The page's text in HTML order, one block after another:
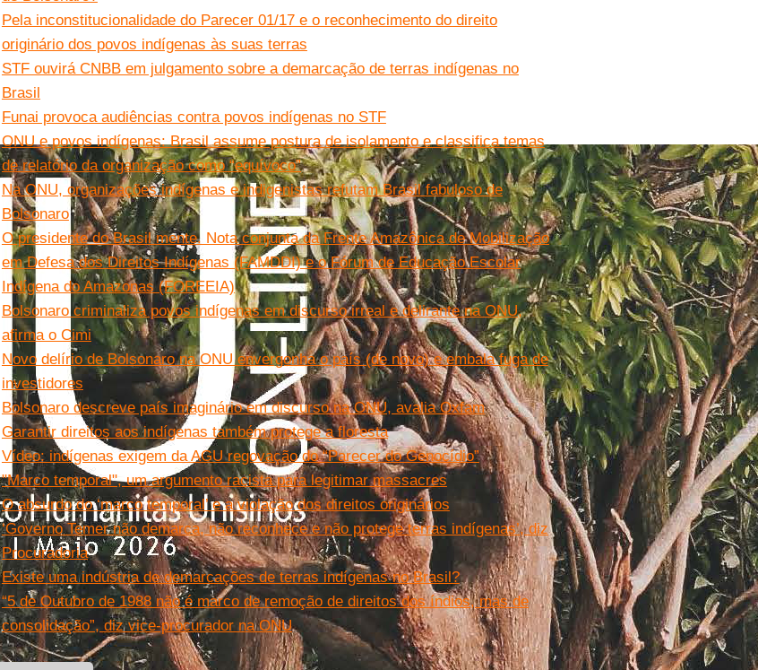
Pela inconstitucionalidade do Parecer 01/17 e o reconhecimento do direito
originário dos povos indígenas às suas terras
STF ouvirá CNBB em julgamento sobre a demarcação de terras indígenas no
Brasil
Funai provoca audiências contra povos indígenas no STF
ONU e povos indígenas: Brasil assume postura de isolamento e classifica temas
de relatório da organização como “equívoco”
Na ONU, organizações indígenas e indigenistas refutam Brasil fabuloso de
Bolsonaro
O presidente do Brasil mente. Nota conjunta da Frente Amazônica de Mobilização
em Defesa dos Direitos Indígenas (FAMDDI) e o Fórum de Educação Escolar
Indígena do Amazonas (FOREEIA)
Bolsonaro criminaliza povos indígenas em discurso irreal e delirante na ONU,
afirma o Cimi
Novo delírio de Bolsonaro na ONU envergonha o país (de novo) e embala fuga de
investidores
Bolsonaro descreve país imaginário em discurso na ONU, avalia Oxfam
Garantir direitos aos indígenas também protege a floresta
Vídeo: indígenas exigem da AGU regovação do “Parecer do Genocídio”
"Marco temporal", um argumento racista para legitimar massacres
O absurdo do ‘marco temporal’ e a violação dos direitos originários
‘Governo Temer não demarca, não reconhece e não protege terras indígenas’, diz
Procuradoria
Existe uma indústria de demarcações de terras indígenas no Brasil?
“5 de Outubro de 1988 não é marco de remoção de direitos dos índios, mas de
consolidação”, diz vice-procurador na ONU